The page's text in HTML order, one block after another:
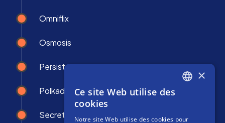
Omniflix
Osmosis
Persistence
Polkadot
Secret
×
Ce site Web utilise des
cookies
Notre site Web utilise des cookies pour